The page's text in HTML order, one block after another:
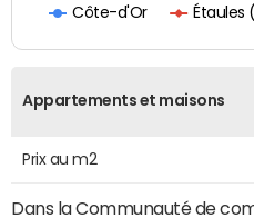
Côte-d'Or Étaules
Appartements et maisons
Prix au m2
Dans la Communauté de